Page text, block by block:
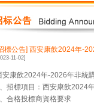
標公告] 西安康飲2024年-
11-02]
安康飲2024年-2026年非統
招標項目：西安康飲2024
合格投標商資格要求